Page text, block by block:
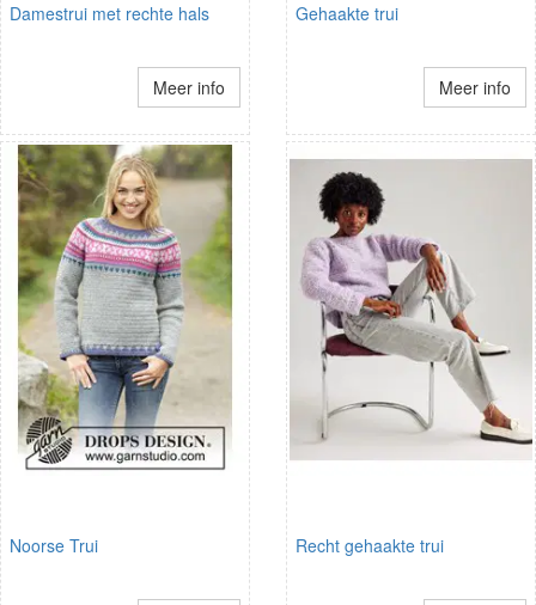
Damestrui met rechte hals
Meer info
Gehaakte trui
Meer info
Noorse Trui Recht gehaakte trui